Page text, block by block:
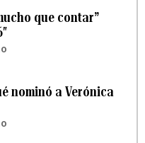
que contar”
nominó a Verónica